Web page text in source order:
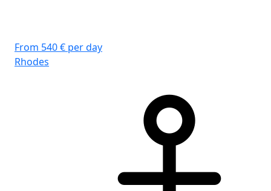
From 540 € per day
Rhodes